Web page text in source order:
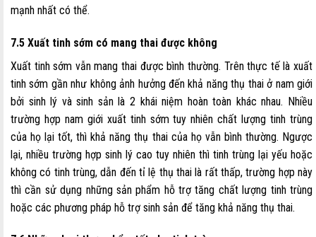
mạnh nhất có thể.
7.5 Xuất tinh sớm có mang thai được không
Xuất tinh sớm vẫn mang thai được bình thường. Trên thực tế là xuất
tinh sớm gần như không ảnh hưởng đến khả năng thụ thai ở nam giới
bởi sinh lý và sinh sản là 2 khái niệm hoàn toàn khác nhau. Nhiều
trường hợp nam giới xuất tinh sớm tuy nhiên chất lượng tinh trùng
của họ lại tốt, thì khả năng thụ thai của họ vẫn bình thường. Ngược
lại, nhiều trường hợp sinh lý cao tuy nhiên thì tinh trùng lại yếu hoặc
không có tinh trùng, dẫn đến tỉ lệ thụ thai là rất thấp, trường hợp này
thì cần sử dụng những sản phẩm hỗ trợ tăng chất lượng tinh trùng
hoặc các phương pháp hỗ trợ sinh sản để tăng khả năng thụ thai.